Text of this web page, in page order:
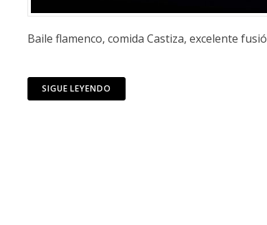
Baile flamenco, comida Castiza, excelente
SIGUE LEYENDO